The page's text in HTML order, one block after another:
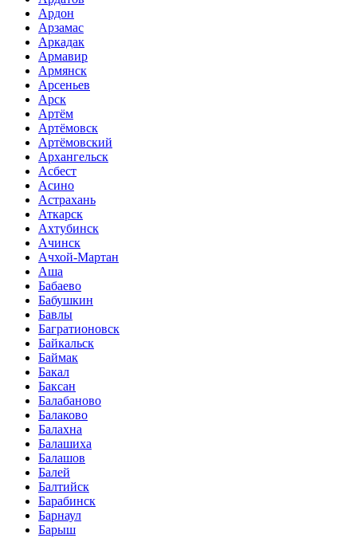
Ардон
Арзамас
Аркадак
Армавир
Армянск
Арсеньев
Арск
Артём
Артёмовск
Артёмовский
Архангельск
Асбест
Асино
Астрахань
Аткарск
Ахтубинск
Ачинск
Ачхой-Мартан
Аша
Бабаево
Бабушкин
Бавлы
Багратионовск
Байкальск
Баймак
Бакал
Баксан
Балабаново
Балаково
Балахна
Балашиха
Балашов
Балей
Балтийск
Барабинск
Барнаул
Барыш